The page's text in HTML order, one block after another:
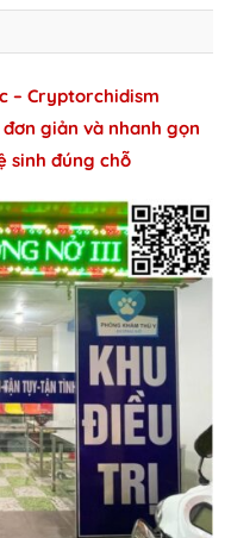
– Cryptorchidism
giản và nhanh gọn
sinh đúng chỗ